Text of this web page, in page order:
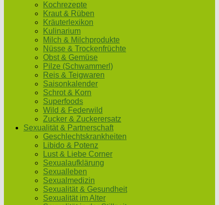
Kochrezepte
Kraut & Rüben
Kräuterlexikon
Kulinarium
Milch & Milchprodukte
Nüsse & Trockenfrüchte
Obst & Gemüse
Pilze (Schwammerl)
Reis & Teigwaren
Saisonkalender
Schrot & Korn
Superfoods
Wild & Federwild
Zucker & Zuckerersatz
Sexualität & Partnerschaft
Geschlechtskrankheiten
Libido & Potenz
Lust & Liebe Corner
Sexualaufklärung
Sexualleben
Sexualmedizin
Sexualität & Gesundheit
Sexualität im Alter